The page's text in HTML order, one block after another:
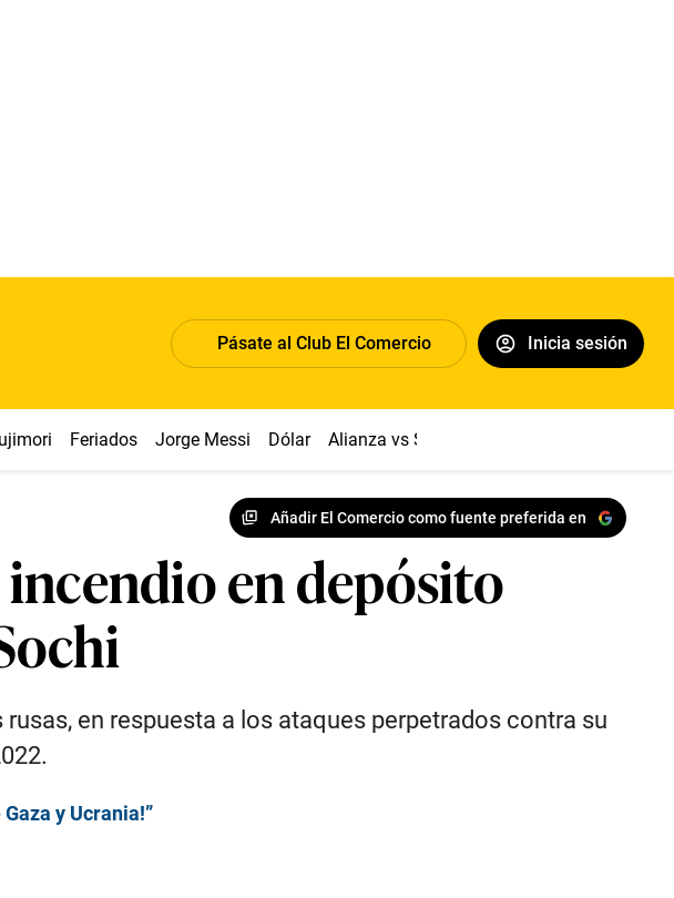
Pásate al Club El Comercio Inicia sesión
Feriados Jorge Messi Dólar Alianza vs Sport Boys
Añadir El Comercio como fuente preferida en
en depósito
en respuesta a los ataques perpetrados contra su
y Ucrania!”